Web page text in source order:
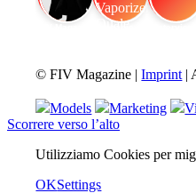
© FIV Magazine |Imprint |
Models Marketing
Scorrere verso l’alto
Utilizziamo Cookies per
OKSettings